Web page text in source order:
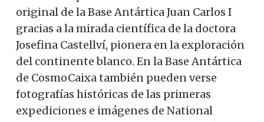
original de la Base Antártica Juan Carlos I
gracias a la mirada científica de la doctora
Josefina Castellví, pionera en la exploración
del continente blanco. En la Base Antártica
de CosmoCaixa también pueden verse
fotografías históricas de las primeras
expediciones e imágenes de National